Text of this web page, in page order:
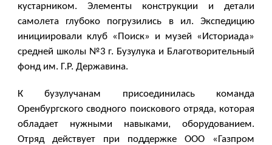
кустарником. Элементы конструкции и детали
самолета глубоко погрузились в ил. Экспедицию
инициировали клуб «Поиск» и музей «Историада»
средней школы №3 г. Бузулука и Благотворительный
фонд им. Г.Р. Державина.
К бузулучанам присоединилась команда
Оренбургского сводного поискового отряда, которая
обладает нужными навыками, оборудованием.
Отряд действует при поддержке ООО «Газпром